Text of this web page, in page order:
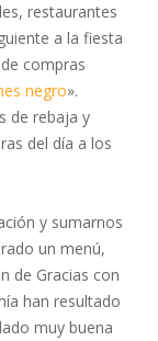
restaurantes
a la fiesta
compras
negro».
de rebaja y
del día a los
y sumarnos
un menú,
de Gracias con
han resultado
muy buena